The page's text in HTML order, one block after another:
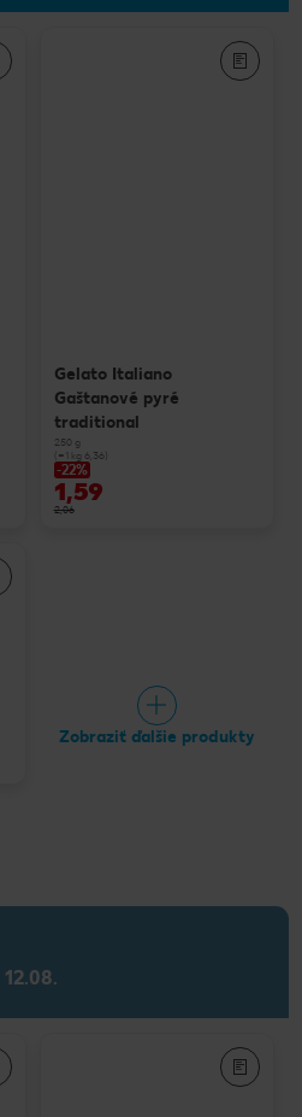
Gelato Italiano
Gaštanové pyré
traditional
250 g
(=1 kg 6,36)
-22%
1,59
2,06
Zobraziť ďalšie produkty